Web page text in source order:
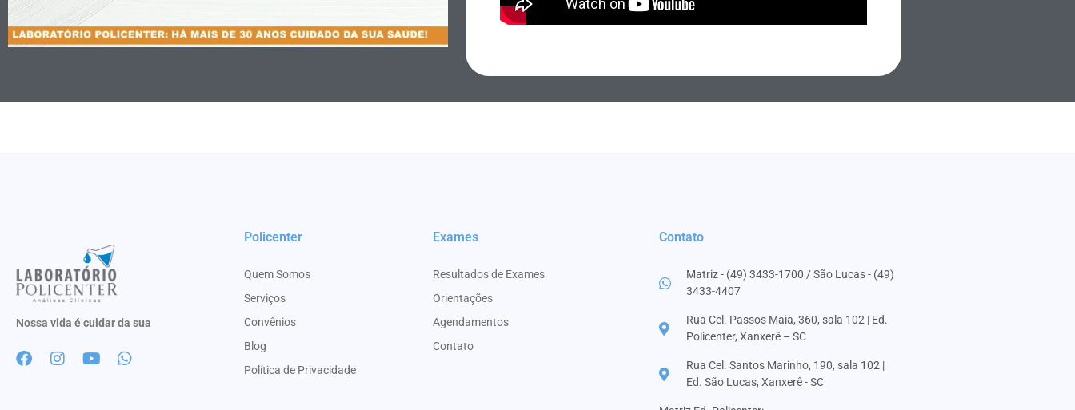
Nossa vida é cuidar da sua
Policenter
Quem Somos
Serviços
Convênios
Blog
Política de Privacidade
Exames
Resultados de Exames
Orientações
Agendamentos
Contato
Contato
Matriz - (49) 3433-1700 / São Lucas - (49)
3433-4407
Rua Cel. Passos Maia, 360, sala 102 | Ed.
Policenter, Xanxerê – SC
Rua Cel. Santos Marinho, 190, sala 102 |
Ed. São Lucas, Xanxerê - SC